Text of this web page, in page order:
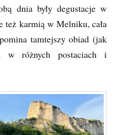
dnia były degustacje w
też karmią w Melniku, cała
tamtejszy obiad (jak
w różnych postaciach i